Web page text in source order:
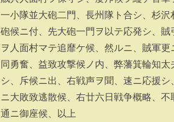
一小隊並大砲二門、長州隊ト合シ、杉
砲候ニ付、先大砲一門ヲ以テ応発シ、
ヲ人面村マテ追靡ケ候、然ルニ、賊軍
同勇奮、益致攻撃候ノ内、弊藩箕輪知
シ、斥候ニ出、右戦声ヲ聞、速ニ応援
ニ大敗致逃散候、右廿六日戦争概略、
通ニ御座候、以上